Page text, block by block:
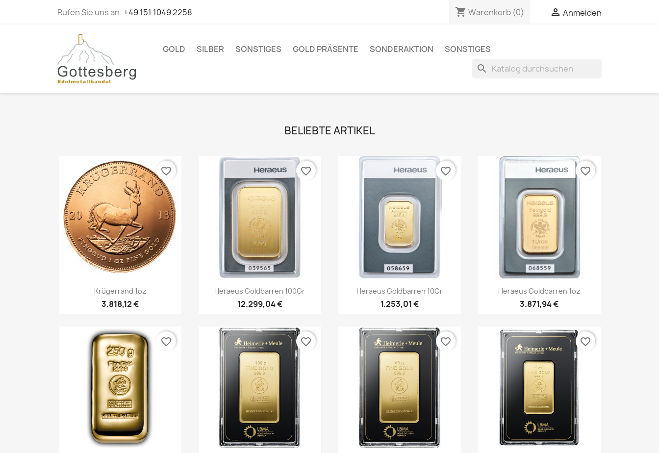
Rufen Sie uns an: +49 151 1049 2258 shopping_cart Warenkorb (0)  Anmelden
GOLD SILBER SONSTIGES GOLD PRÄSENTE SONDERAKTION SONSTIGES
search
BELIEBTE ARTIKEL
Vorschau
Krügerrand 1oz
3.818,12 €
favorite_border
Vorschau
Heraeus Goldbarren 100Gr
12.299,04 €
favorite_border
Vorschau
Heraeus Goldbarren 10Gr
1.253,01 €
favorite_border
Vorschau
Heraeus Goldbarren 1oz
3.871,94 €
favorite_border
favorite_border favorite_border favorite_border favorite_border